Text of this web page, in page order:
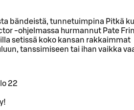
bändeistä, tunnetuimpina Pitkä
-ohjelmassa hurmannut Pate
setissä koko kansan rakkaimmat
tanssimiseen tai ihan vaikka
22